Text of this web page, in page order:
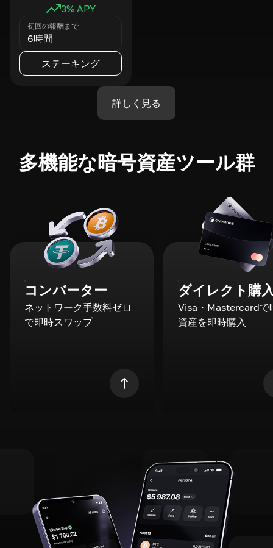
3% APY
初回の報酬まで
6時間
ステーキング
詳しく見る
多機能な暗号資産ツール群
コンバーター
ネットワーク手数料ゼロ
で即時スワップ
ダイレクト購
Visa・Mastercardで
資産を即時購入